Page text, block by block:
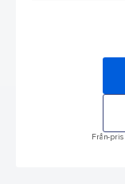
Från-pris